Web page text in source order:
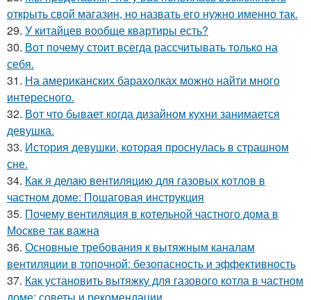
открыть свой магазин, но назвать его нужно именно так.
29. У китайцев вообще квартиры есть?
30. Вот почему стоит всегда рассчитывать только на
себя.
31. На американских барахолках можно найти много
интересного.
32. Вот что бывает когда дизайном кухни занимается
девушка.
33. История девушки, которая проснулась в страшном
сне.
34. Как я делаю вентиляцию для газовых котлов в
частном доме: Пошаговая инструкция
35. Почему вентиляция в котельной частного дома в
Москве так важна
36. Основные требования к вытяжным каналам
вентиляции в топочной: безопасность и эффективность
37. Как установить вытяжку для газового котла в частном